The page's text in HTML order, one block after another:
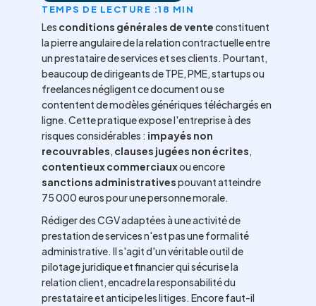
TEMPS DE LECTURE :18 MIN
Les conditions générales de venteconstituent
la pierre angulaire de la relation contractuelle entre
un prestataire de services et ses clients. Pourtant,
beaucoup de dirigeants de TPE, PME, startups ou
freelances négligent ce document ou se
contentent de modèles génériques téléchargés en
ligne. Cette pratique expose l'entreprise à des
risques considérables : impayés non
recouvrables, clauses jugées non écrites,
contentieux commerciauxou encore
sanctions administrativespouvant atteindre
75 000 euros pour une personne morale.
Rédiger des CGV adaptées à une activité de
prestation de services n'est pas une formalité
administrative. Il s'agit d'un véritable outil de
pilotage juridique et financier qui sécurise la
relation client, encadre la responsabilité du
prestataire et anticipe les litiges. Encore faut-il